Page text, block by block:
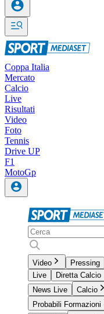
Coppa Italia
Mercato
Calcio
Live
Risultati
Video
Foto
Tennis
Drive UP
F1
MotoGp
Video Pressing
Live
Diretta Calcio
News Live
Calcio
Probabili Formazioni